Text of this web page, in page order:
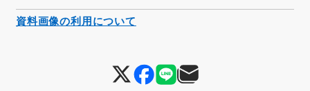
資料画像の利用について